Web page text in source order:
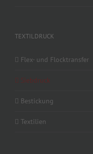
TEXTILDRUCK
Flex- und Flocktransfer
Siebdruck
Bestickung
Textilien